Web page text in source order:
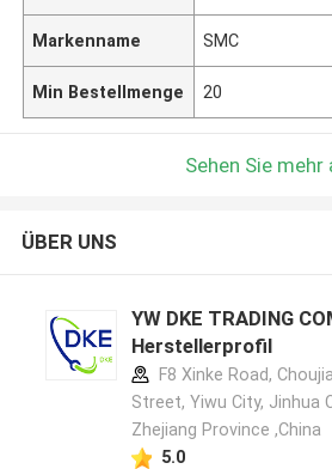
Markenname SMC
Min Bestellmenge 20
Sehen Sie mehr
ÜBER UNS
YW DKE TRADING
Herstellerprofil
F8 Xinke Road,
Street, Yiwu City, Jinhua
Zhejiang Province ,China
5.0